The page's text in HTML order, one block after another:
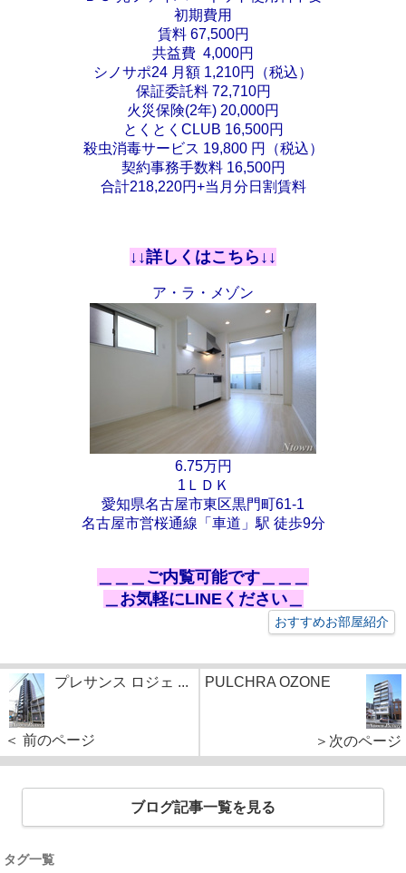
初期費用
賃料 67,500円
共益費 4,000円
シノサポ24 月額 1,210円（税込）
保証委託料 72,710円
火災保険(2年) 20,000円
とくとくCLUB 16,500円
殺虫消毒サービス 19,800 円（税込）
契約事務手数料 16,500円
合計218,220円+当月分日割賃料
↓↓詳しくはこちら↓↓
ア・ラ・メゾン
6.75万円
1ＬＤＫ
愛知県名古屋市東区黒門町61-1
名古屋市営桜通線「車道」駅 徒歩9分
＿＿＿ご内覧可能です＿＿＿
＿お気軽にLINEください＿
おすすめお部屋紹介
プレサンス ロジェ ...
＜ 前のページ
PULCHRA OZONE
＞次のページ
ブログ記事一覧を見る
タグ一覧